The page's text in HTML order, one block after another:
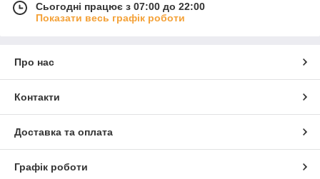
Сьогодні працює з 07:00 до 22:00
Показати весь графік роботи
Про нас
Контакти
Доставка та оплата
Графік роботи